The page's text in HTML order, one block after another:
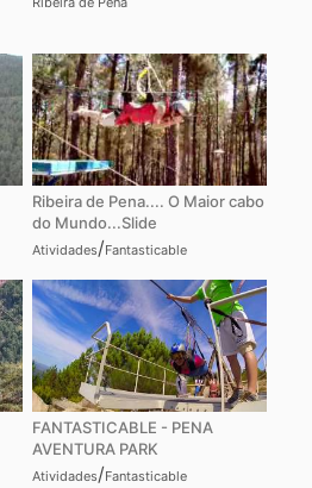
Ribeira de Pena.... O Maior cabo
do Mundo...Slide
Atividades/Fantasticable
FANTASTICABLE - PENA
AVENTURA PARK
Atividades/Fantasticable